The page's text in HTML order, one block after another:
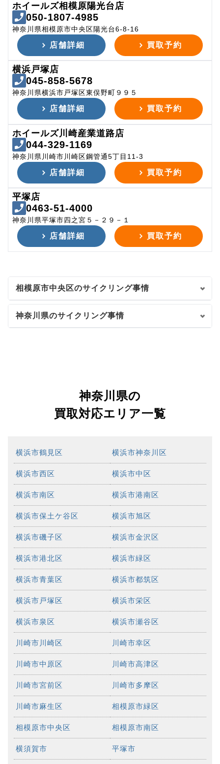
ホイールズ相模原陽光台店
050-1807-4985
神奈川県相模原市中央区陽光台6-8-16
店舗詳細 買取予約
横浜戸塚店
045-858-5678
神奈川県横浜市戸塚区東俣野町９９５
店舗詳細 買取予約
ホイールズ川崎産業道路店
044-329-1169
神奈川県川崎市川崎区鋼管通5丁目11-3
店舗詳細 買取予約
平塚店
0463-51-4000
神奈川県平塚市四之宮５－２９－１
店舗詳細 買取予約
相模原市中央区のサイクリング事情
神奈川県のサイクリング事情
神奈川県の
買取対応エリア一覧
横浜市鶴見区 横浜市神奈川区
横浜市西区 横浜市中区
横浜市南区 横浜市港南区
横浜市保土ケ谷区 横浜市旭区
横浜市磯子区 横浜市金沢区
横浜市港北区 横浜市緑区
横浜市青葉区 横浜市都筑区
横浜市戸塚区 横浜市栄区
横浜市泉区 横浜市瀬谷区
川崎市川崎区 川崎市幸区
川崎市中原区 川崎市高津区
川崎市宮前区 川崎市多摩区
川崎市麻生区 相模原市緑区
相模原市中央区 相模原市南区
横須賀市 平塚市